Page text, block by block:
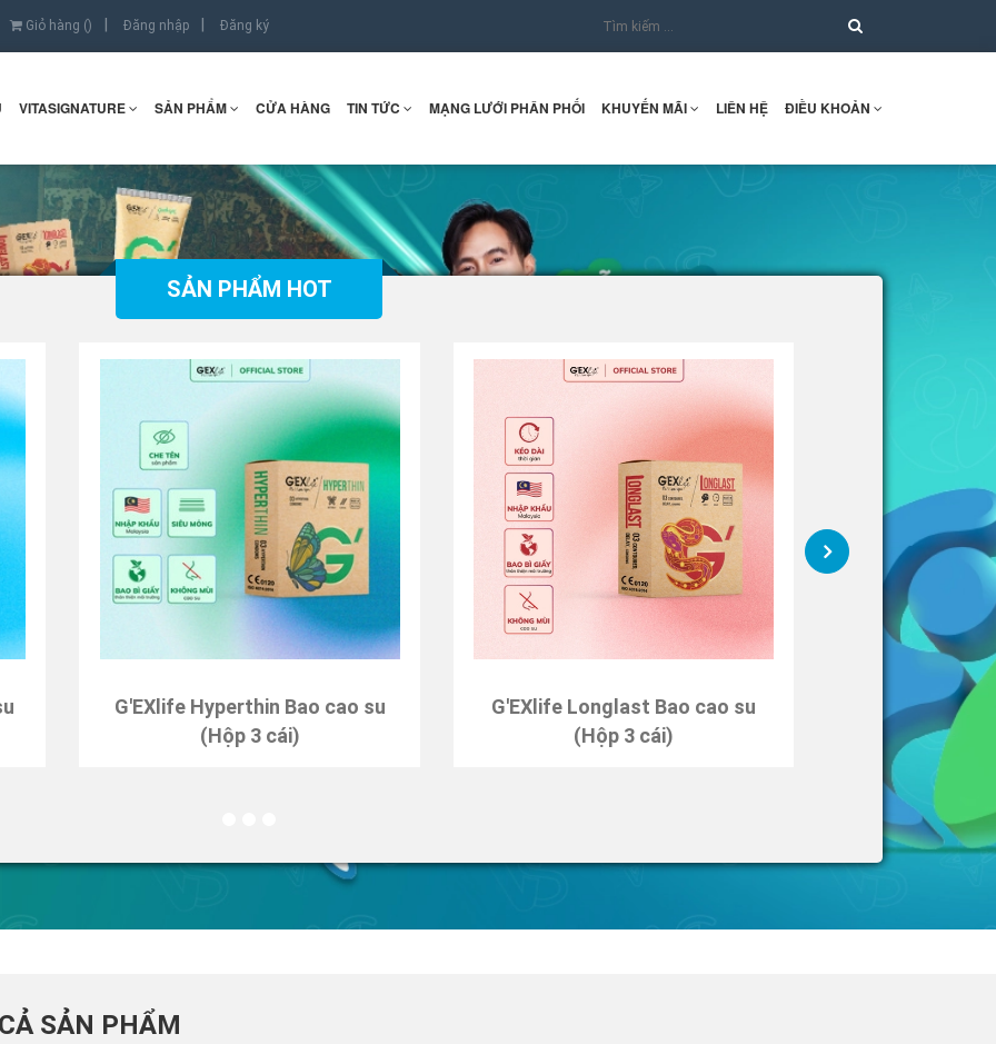
Giỏ hàng () Đăng nhập Đăng ký
VITASIGNATURE SẢN PHẨM CỬA HÀNG TIN TỨC MẠNG LƯỚI PHÂN PHỐI KHUYẾN MÃI LIÊN HỆ ĐIỀU KHOẢN
SẢN PHẨM HOT
G'EXlife Hyperthin Bao cao su
(Hộp 3 cái)
G'EXlife Longlast Bao cao su
(Hộp 3 cái)
G'EXlife
SẢN PHẨM